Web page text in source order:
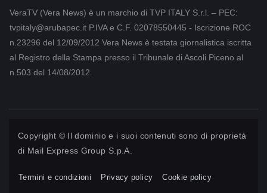
VeraTV (Vera News) è un marchio di TVP ITALY S.r.l. – PEC:
tvpitaly@arubapec.it P.IVA e C.F. 02078550445 - Iscrizione ROC
n.23296 del 12/09/2012 Vera News è testata giornalistica iscritta
al Registro della Stampa presso il Tribunale di Ascoli Piceno al
n.503 del 14/08/2012.
Copyright © Il dominio e i suoi contenuti sono di proprietà
di Mail Express Group S.p.A.
Termini e condizioni Privacy policy Cookie policy